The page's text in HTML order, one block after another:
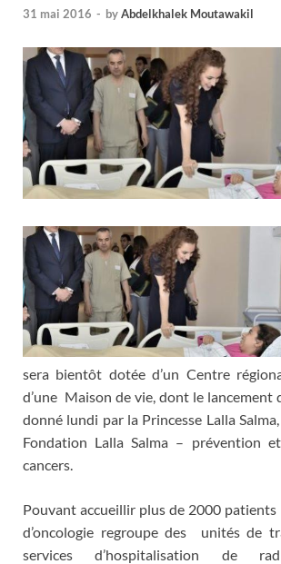
31 mai 2016 - byAbdelkhalek Moutawakil
sera bientôt dotée d’un Centre
d’une Maison de vie, dont le lancement
donné lundi par la Princesse Lalla
Fondation Lalla Salma – prévention
cancers.
Pouvant accueillir plus de 2000 patients
d’oncologie regroupe des unités de
services d’hospitalisation de